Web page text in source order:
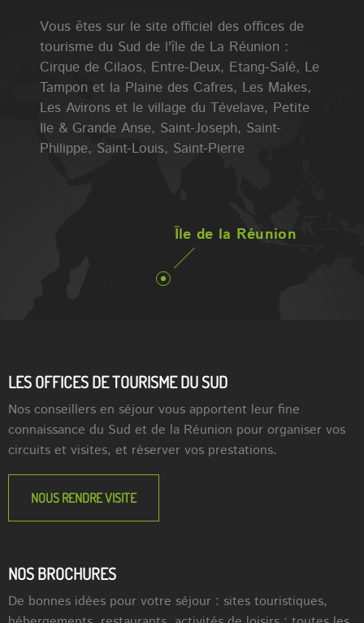
Île de la Réunion
Vous êtes sur le site officiel des offices de
tourisme du Sud de l'île de La Réunion :
Cirque de Cilaos, Entre-Deux, Etang-Salé, Le
Tampon et la Plaine des Cafres, Les Makes,
Les Avirons et le village du Tévelave, Petite
Ile & Grande Anse, Saint-Joseph, Saint-
Philippe, Saint-Louis, Saint-Pierre
LES OFFICES DE TOURISME DU SUD
Nos conseillers en séjour vous apportent leur fine
connaissance du Sud et de la Réunion pour organiser vos
circuits et visites, et réserver vos prestations.
NOUS RENDRE VISITE
NOS BROCHURES
De bonnes idées pour votre séjour : sites touristiques,